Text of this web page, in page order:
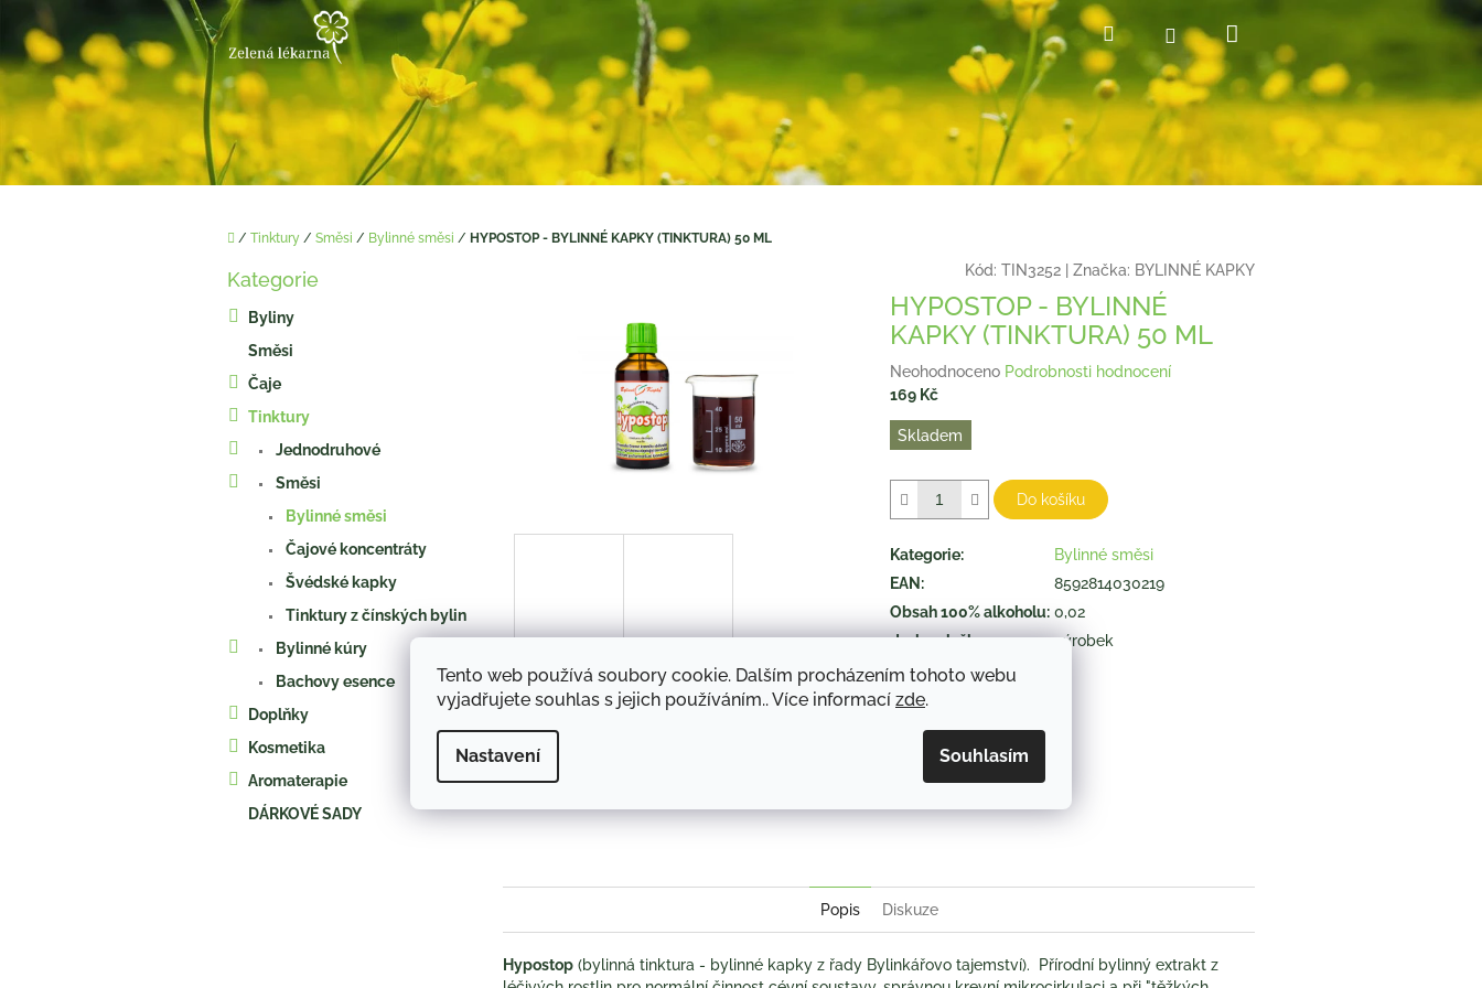
Tento web používá soubory cookie. Dalším procházením tohoto webu
vyjadřujete souhlas s jejich používáním.. Více informací zde.
Nastavení Souhlasím
obsah
HledatPřihlášení
košík
Domů
/ Tinktury / Směsi / Bylinné směsi / HYPOSTOP - BYLINNÉ KAPKY (TINKTURA) 50 ML
Přeskočit
Kategorie
Byliny
Směsi
Čaje
Tinktury
Jednodruhové
Směsi
Bylinné směsi
Čajové koncentráty
Švédské kapky
Tinktury z čínských bylin
Bylinné kúry
Bachovy esence
Doplňky
Kosmetika
Aromaterapie
DÁRKOVÉ SADY
Kód: TIN3252 Značka: BYLINNÉ KAPKY
HYPOSTOP - BYLINNÉ
KAPKY (TINKTURA) 50 ML
Průměrné
hodnocení
je
z
hvězdiček.
Neohodnoceno Podrobnosti hodnocení
169 Kč
Měrná
cena:
Skladem
Do košíku
Kategorie:
Bylinné směsi
EAN:
8592814030219
Obsah 100% alkoholu: 0,02
druh položky: výrobek
TwitterFacebook
Popis Diskuze
Hypostop (bylinná tinktura - bylinné kapky z řady Bylinkářovo tajemství). Přírodní bylinný extrakt z